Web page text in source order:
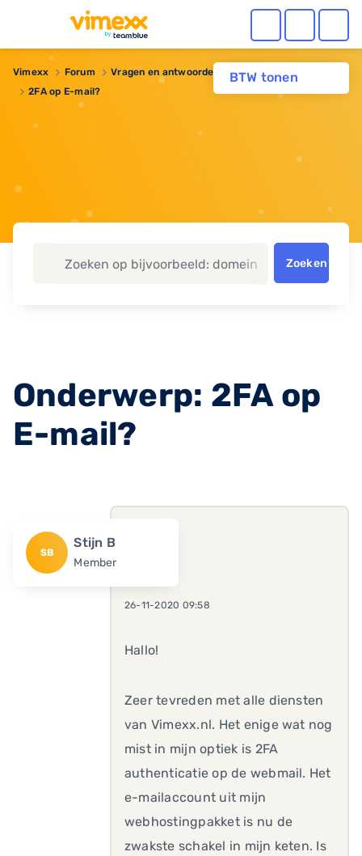
BTW tonen
Vimexx Forum Vragen en antwoorden
Webhosting
2FA op E-mail?
Zoeken
Onderwerp: 2FA op
E-mail?
SB
Stijn B
Member
26-11-2020 09:58
Hallo!
Zeer tevreden met alle diensten
van Vimexx.nl. Het enige wat nog
mist in mijn optiek is 2FA
authenticatie op de webmail. Het
e-mailaccount uit mijn
webhostingpakket is nu de
zwakste schakel in mijn keten. Is